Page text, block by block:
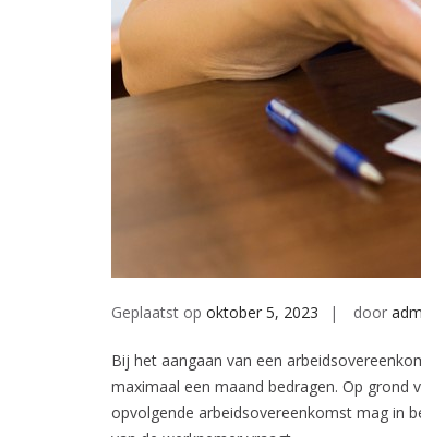
Geplaatst op oktober 5, 2023 door
Bij het aangaan van een
maximaal een maand bedragen. Op grond
opvolgende arbeidsovereenkomst mag in